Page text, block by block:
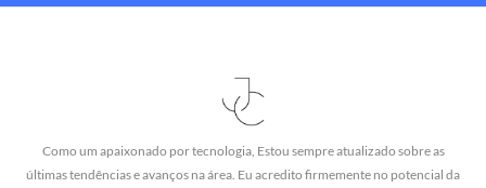
Como um apaixonado por tecnologia, Estou sempre atualizado sobre as
últimas tendências e avanços na área. Eu acredito firmemente no potencial da